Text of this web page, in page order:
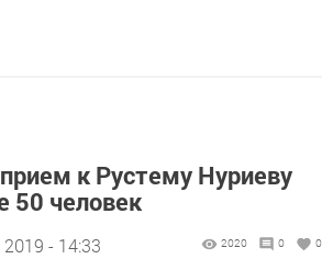
к Рустему Нуриеву
50 человек
- 14:33 2020 0 0